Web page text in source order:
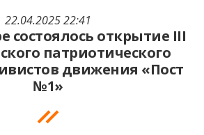
22.04.2025 22:41
состоялось открытие III
патриотического
движения «Пост
№1»